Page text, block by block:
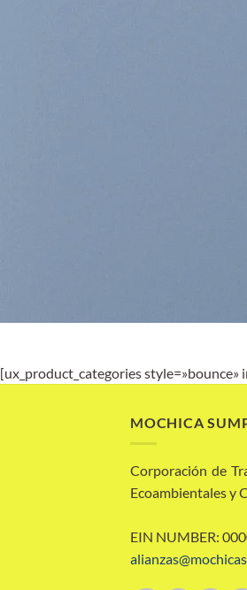
[ux_product_categories style=»bounce»
MOCHICA
Corporación de
Ecoambientales y
EIN NUMBER: